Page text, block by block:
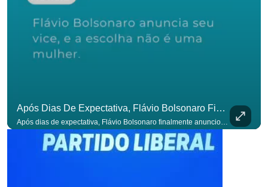
Após Dias De Expectativa, Flávio Bolsonaro Finalmente Anunciou Seu Vice. #OAntagonista
Após dias de expectativa, Flávio Bolsonaro finalmente anunciou seu vice. #OAntagonista Se você busca informação com credibilidade, inscreva-se agora e ative o